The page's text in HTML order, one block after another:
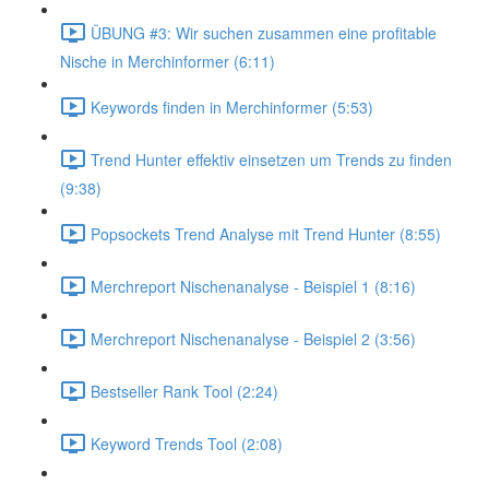
ÜBUNG #3: Wir suchen zusammen eine profitable
Nische in Merchinformer (6:11)
Keywords finden in Merchinformer (5:53)
Trend Hunter effektiv einsetzen um Trends zu finden
(9:38)
Popsockets Trend Analyse mit Trend Hunter (8:55)
Merchreport Nischenanalyse - Beispiel 1 (8:16)
Merchreport Nischenanalyse - Beispiel 2 (3:56)
Bestseller Rank Tool (2:24)
Keyword Trends Tool (2:08)